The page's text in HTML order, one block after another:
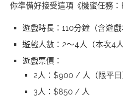
你準備好接受這項《機蜜任務：
遊戲時長：110分鐘（含遊
遊戲人數：2～4人（本次4人
遊戲票價：
2人：$900 / 人（限平日
3人：$850 / 人